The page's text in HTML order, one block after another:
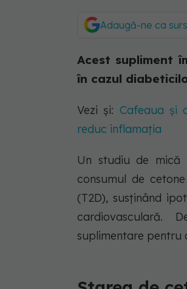
Adaugă-ne ca
Acest supliment
în cazul
Vezi și: Cafeaua și
reduc inflamația
Un studiu de mică
consumul de
(T2D), susținând
cardiovasculară.
suplimentare pentru